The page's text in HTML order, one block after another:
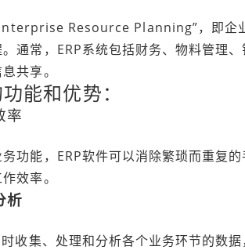
Resource Planning”，即企
通常，ERP系统包括财务、物料管理
共享。
能和优势：
率
功能，ERP软件可以消除繁琐而重复
效率。
析
收集、处理和分析各个业务环节的数